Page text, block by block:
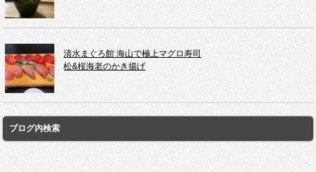
清水まぐろ館 海山で極上マグロ寿司
松&桜海老のかき揚げ
ブログ内検索